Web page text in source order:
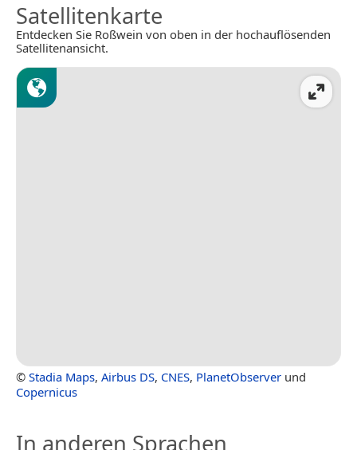
Satellitenkarte
Entdecken Sie Roßwein von oben in der hochauflösenden
Satellitenansicht.
© Stadia Maps, Airbus DS, CNES, PlanetObserver und
Copernicus
In anderen Sprachen